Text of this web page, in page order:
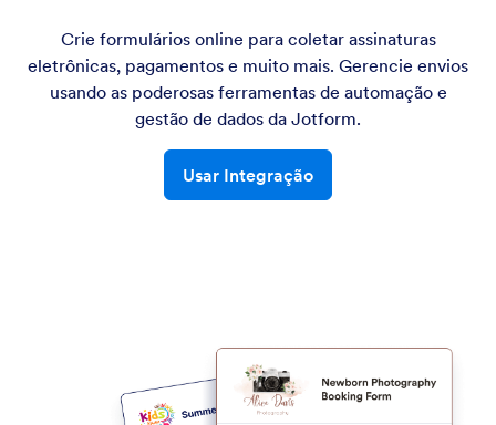
Crie formulários online para coletar assinaturas
eletrônicas, pagamentos e muito mais. Gerencie envios
usando as poderosas ferramentas de automação e
gestão de dados da Jotform.
Usar Integração